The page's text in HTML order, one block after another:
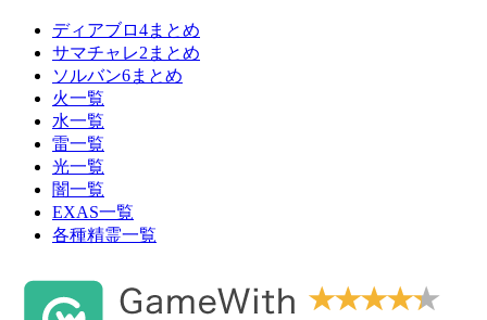
ディアブロ4まとめ
サマチャレ2まとめ
ソルバン6まとめ
火一覧
水一覧
雷一覧
光一覧
闇一覧
EXAS一覧
各種精霊一覧